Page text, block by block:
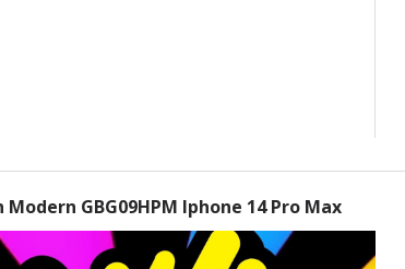
GBG09HPM Iphone 14 Pro Max